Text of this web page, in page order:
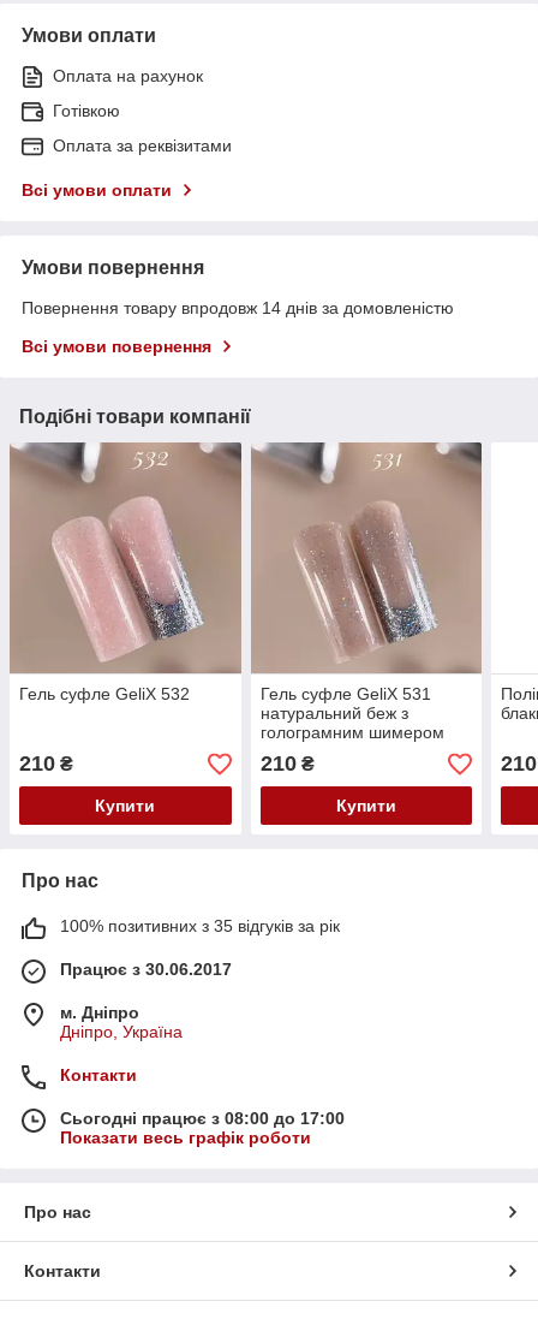
Умови оплати
Оплата на рахунок
Готівкою
Оплата за реквізитами
Всі умови оплати
Умови повернення
Повернення товару впродовж 14 днів за домовленістю
Всі умови повернення
Подібні товари компанії
Гель суфле GeliX 532
210 ₴
Купити
Гель суфле GeliX 531
натуральний беж з
голограмним шимером
210₴
Купити
210
Про нас
100% позитивних з 35 відгуків за рік
Працює з 30.06.2017
м. Дніпро
Дніпро, Україна
Контакти
Сьогодні працює з 08:00 до 17:00
Показати весь графік роботи
Про нас
Контакти